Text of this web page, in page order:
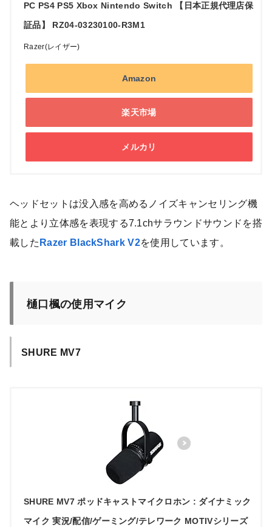
PC PS4 PS5 Xbox Nintendo Switch 【日本正規代理店保
証品】 RZ04-03230100-R3M1
Razer(レイザー)
Amazon
楽天市場
メルカリ
ヘッドセットは没入感を高めるノイズキャンセリング機
能とより立体感を表現する7.1chサラウンドサウンドを搭
載した Razer BlackShark V2を使用しています。
樋口楓の使用マイク
SHURE MV7
SHURE MV7 ポッドキャストマイクロホン : ダイナミック
マイク 実況/配信/ゲーミング/テレワーク MOTIVシリーズ